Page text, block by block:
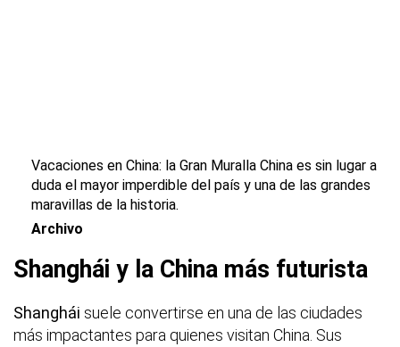
Vacaciones en China: la Gran Muralla China es sin lugar a
duda el mayor imperdible del país y una de las grandes
maravillas de la historia.
Archivo
Shanghái y la China más futurista
Shanghái suele convertirse en una de las ciudades
más impactantes para quienes visitan China. Sus